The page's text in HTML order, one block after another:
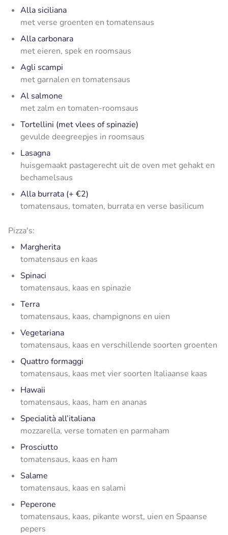
Alla siciliana
met verse groenten en tomatensaus
Alla carbonara
met eieren, spek en roomsaus
Agli scampi
met garnalen en tomatensaus
Al salmone
met zalm en tomaten-roomsaus
Tortellini (met vlees of spinazie)
gevulde deegreepjes in roomsaus
Lasagna
huisgemaakt pastagerecht uit de oven met gehakt en
bechamelsaus
Alla burrata (+ €2)
tomatensaus, tomaten, burrata en verse basilicum
Pizza's:
Margherita
tomatensaus en kaas
Spinaci
tomatensaus, kaas en spinazie
Terra
tomatensaus, kaas, champignons en uien
Vegetariana
tomatensaus, kaas en verschillende soorten groenten
Quattro formaggi
tomatensaus, kaas met vier soorten Italiaanse kaas
Hawaii
tomatensaus, kaas, ham en ananas
Specialità all’italiana
mozzarella, verse tomaten en parmaham
Prosciutto
tomatensaus, kaas en ham
Salame
tomatensaus, kaas en salami
Peperone
tomatensaus, kaas, pikante worst, uien en Spaanse
pepers